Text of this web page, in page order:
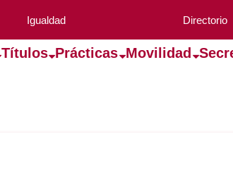
Igualdad Directorio
Títulos Prácticas Movilidad